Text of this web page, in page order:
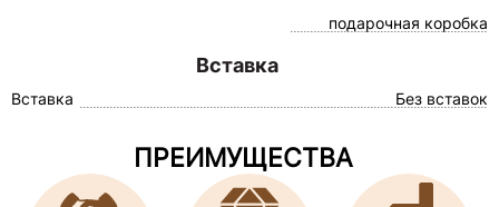
подарочная коробка
Вставка
Вставка Без вставок
ПРЕИМУЩЕСТВА